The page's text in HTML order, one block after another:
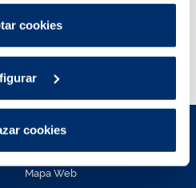
en nuestra
cookies
cookies
en la depuradora
Mapa Web